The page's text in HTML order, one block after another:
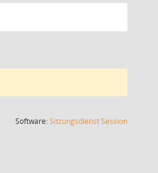
Software:SitzungsdienstSession(Wird in